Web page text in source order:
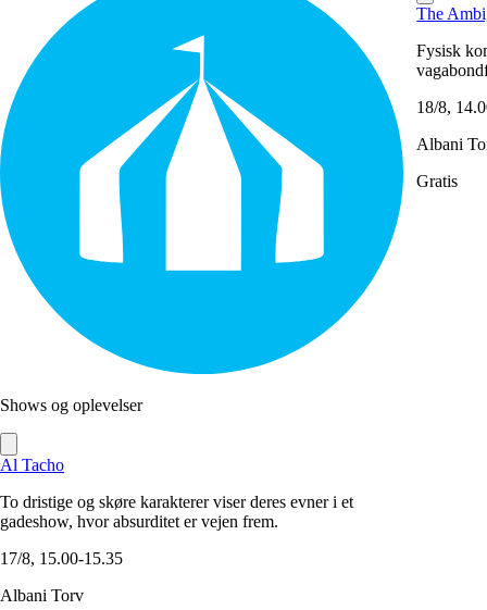
Shows og oplevelser
Al Tacho
To dristige og skøre karakterer viser deres evner i et
gadeshow, hvor absurditet er vejen frem.
17/8, 15.00-15.35
Albani Torv
The
Fysisk
18/8,
Albani
Gratis